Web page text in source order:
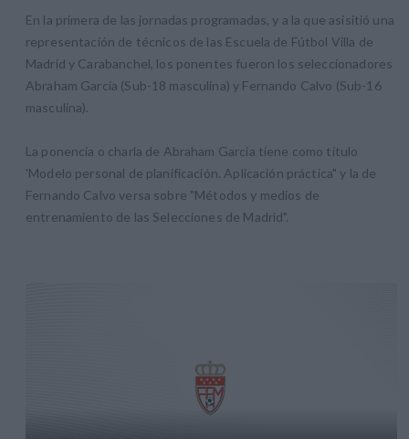
En la primera de las jornadas programadas, y a la que asisitió una
representación de técnicos de las Escuela de Fútbol Villa de
Madrid y Carabanchel, los ponentes fueron los seleccionadores
Abraham García (Sub-18 masculina) y Fernando Calvo (Sub-16
masculina).
La ponencia o charla de Abraham García tiene como título
'Modelo personal de planificación. Aplicación práctica" y la de
Fernando Calvo versa sobre "Métodos y medios de
entrenamiento de las Selecciones de Madrid".